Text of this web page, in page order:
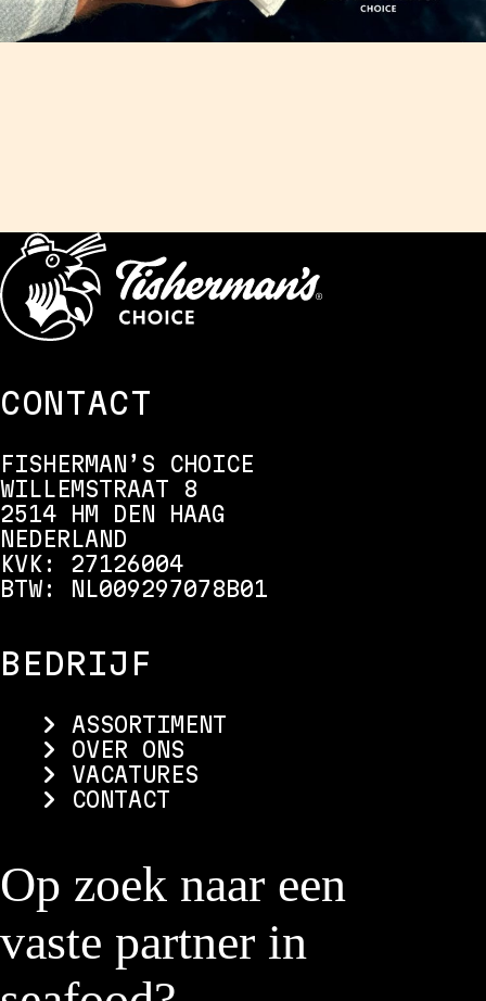
CONTACT
FISHERMAN’S CHOICE
WILLEMSTRAAT 8
2514 HM DEN HAAG
NEDERLAND
KVK: 27126004
BTW: NL009297078B01
BEDRIJF
ASSORTIMENT
OVER ONS
VACATURES
CONTACT
Op zoek naar een
vaste partner in